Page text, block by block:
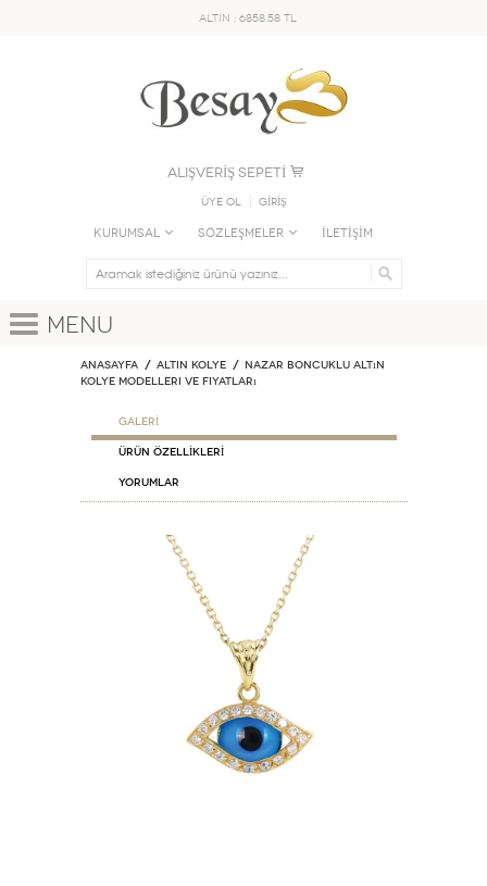
ALTIN : 6858.58 TL
ALIŞVERİŞ SEPETİ
Üye Ol GİRİŞ
KURUMSAL SÖZLEŞMELER İLETİŞİM
Menu
Anasayfa ALTIN KOLYE
Nazar Boncuklu Altın
Kolye Modelleri ve Fiyatları
GALERİ
ÜRÜN ÖZELLİKLERİ
Yorumlar